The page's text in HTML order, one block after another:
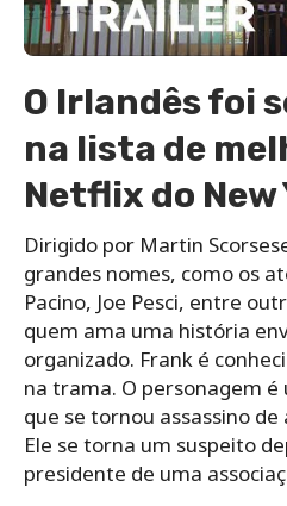
O Irlandês foi
na lista de
Netflix do New
Dirigido por Martin
grandes nomes, como os
Pacino, Joe Pesci, entre
quem ama uma história
organizado. Frank é
na trama. O personagem
que se tornou assassino
Ele se torna um suspeito
presidente de uma